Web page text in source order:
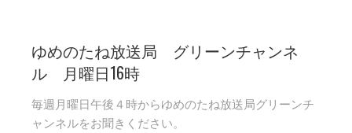
ゆめのたね放送局 グリーンチャンネ
ル 月曜日16時
毎週月曜日午後４時からゆめのたね放送局グリーンチ
ャンネルをお聞きください。